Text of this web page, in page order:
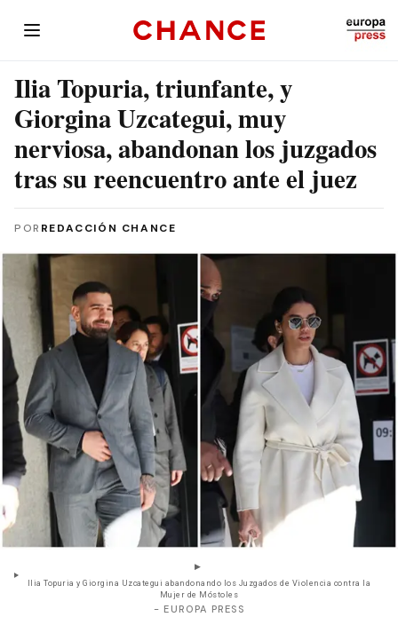
Ilia Topuria, triunfante, y
Giorgina Uzcategui, muy
nerviosa, abandonan los juzgados
tras su reencuentro ante el juez
POR REDACCIÓN CHANCE
Ilia Topuria y Giorgina Uzcategui abandonando los Juzgados de Violencia contra la
Mujer de Móstoles
- EUROPA PRESS